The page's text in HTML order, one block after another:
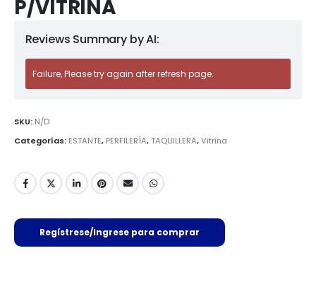
P/VITRINA
Reviews Summary by AI:
Failure, Please try again after refresh page.
SKU: N/D
Categorías: ESTANTE, PERFILERÍA,TAQUILLERA,Vitrina
Regístrese/Ingrese para comprar